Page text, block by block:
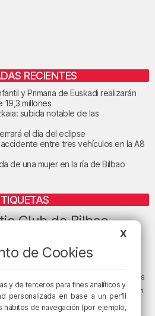
RECIENTES
y Primaria de Euskadi realizarán
19,3 millones
subida notable de las
el día del eclipse
entre tres vehículos en la A8
de una mujer en la ría de Bilbao
Club de Bilbao
BEC (Bilbao
Bilbao Basket Bizkaia
cultura
Cáritas
Egunon Bizkaia el tiempo Enkarterri
(País Vasco)
X
de Cookies
y de terceros para fines analíticos y
personalizada en base a un perfil
hábitos de navegación (por ejemplo,